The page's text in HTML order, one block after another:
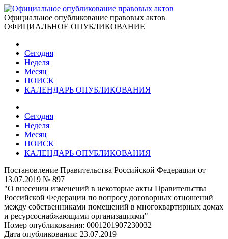
Официальное опубликование правовых актов
ОФИЦИАЛЬНОЕ ОПУБЛИКОВАНИЕ
Сегодня
Неделя
Месяц
ПОИСК
КАЛЕНДАРЬ ОПУБЛИКОВАНИЯ
Сегодня
Неделя
Месяц
ПОИСК
КАЛЕНДАРЬ ОПУБЛИКОВАНИЯ
Постановление Правительства Российской Федерации от
13.07.2019 № 897
"О внесении изменений в некоторые акты Правительства
Российской Федерации по вопросу договорных отношений
между собственниками помещений в многоквартирных домах
и ресурсоснабжающими организациями"
Номер опубликования: 0001201907230032
Дата опубликования: 23.07.2019